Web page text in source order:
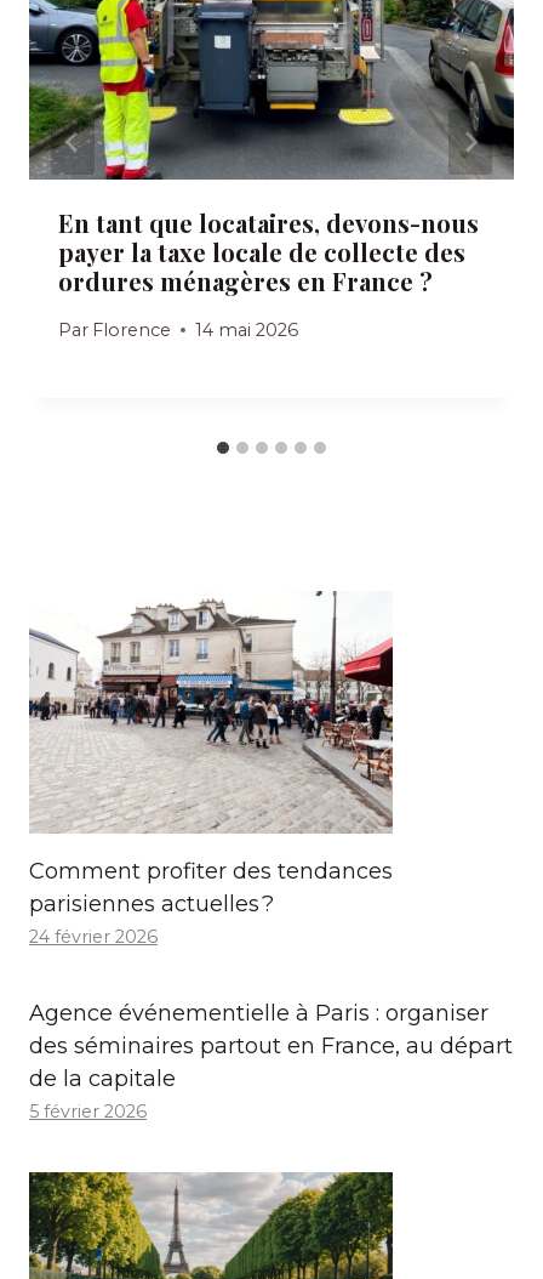
En tant que locataires, devons-nous
payer la taxe locale de collecte des
ordures ménagères en France ?
Par Florence 14 mai 2026
Comment profiter des tendances
parisiennes actuelles ?
24 février 2026
Agence événementielle à Paris : organiser
des séminaires partout en France, au départ
de la capitale
5 février 2026